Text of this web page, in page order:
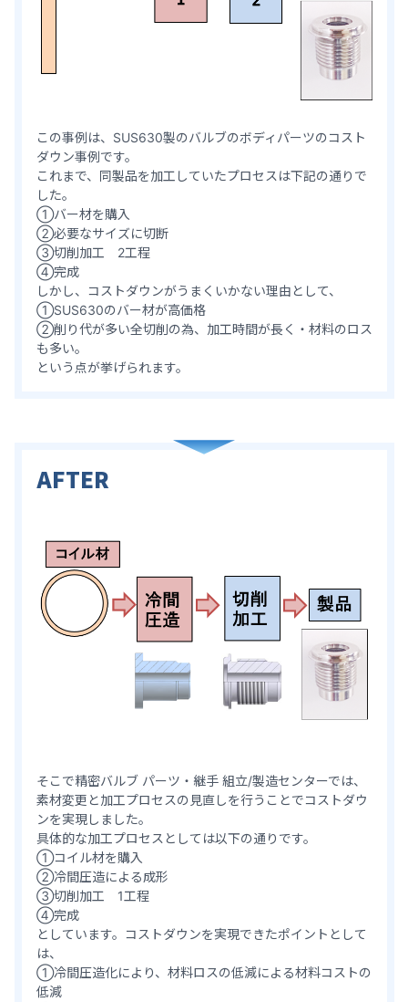
この事例は、SUS630製のバルブのボディパーツのコスト
ダウン事例です。
これまで、同製品を加工していたプロセスは下記の通りで
した。
①バー材を購入
②必要なサイズに切断
③切削加工 2工程
④完成
しかし、コストダウンがうまくいかない理由として、
①SUS630のバー材が高価格
②削り代が多い全切削の為、加工時間が長く・材料のロス
も多い。
という点が挙げられます。
AFTER
そこで精密バルブ パーツ・継手 組立/製造センターでは、
素材変更と加工プロセスの見直しを行うことでコストダウ
ンを実現しました。
具体的な加工プロセスとしては以下の通りです。
①コイル材を購入
②冷間圧造による成形
③切削加工 1工程
④完成
としています。コストダウンを実現できたポイントとして
は、
①冷間圧造化により、材料ロスの低減による材料コストの
低減